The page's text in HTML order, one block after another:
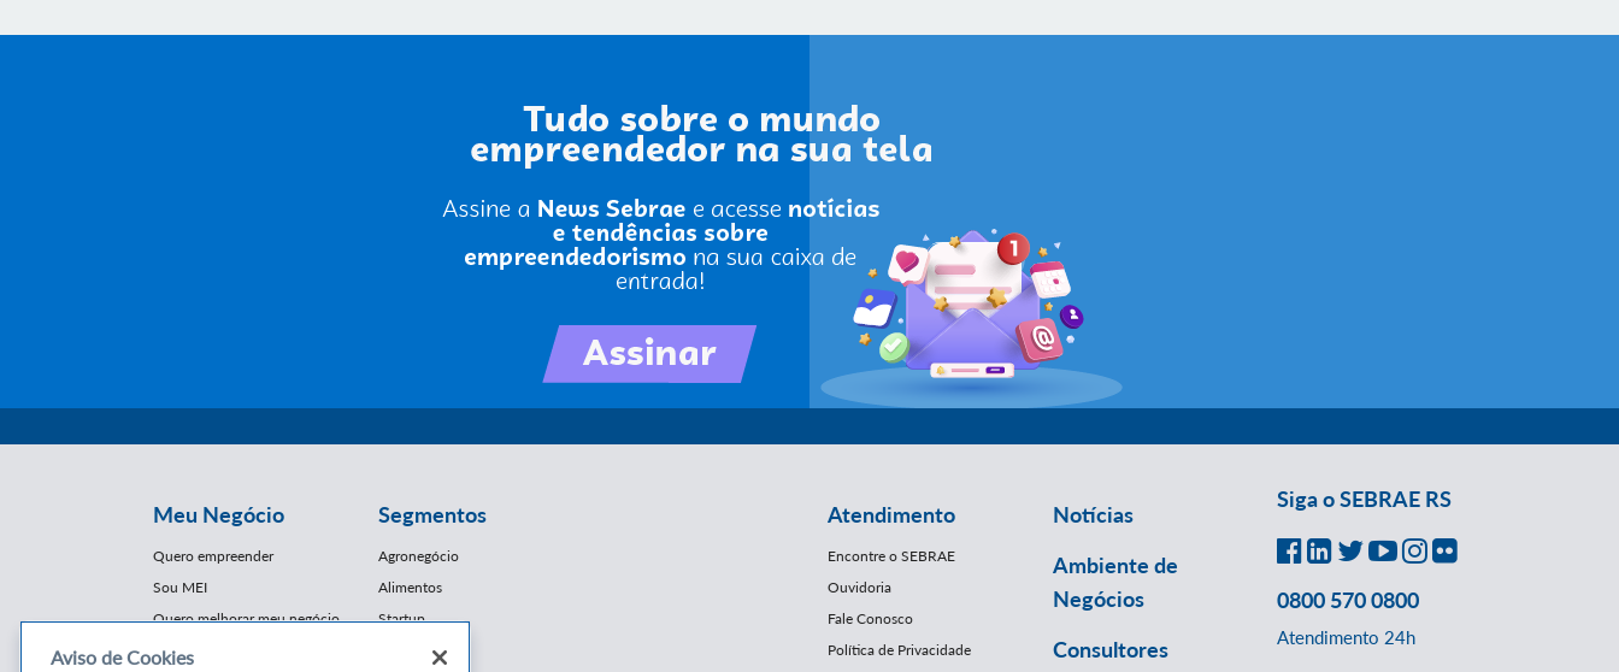
Meu Negócio
Quero empreender
Sou MEI
Quero melhorar meu negócio
Segmentos
Agronegócio
Alimentos
Startup
E-Commerce
Atendimento
Encontre o SEBRAE
Ouvidoria
Fale Conosco
Política de Privacidade
Notícias
Ambiente de
Negócios
Consultores
Siga o SEBRAE RS
0800 570 0800
Atendimento 24h
Aviso de Cookies